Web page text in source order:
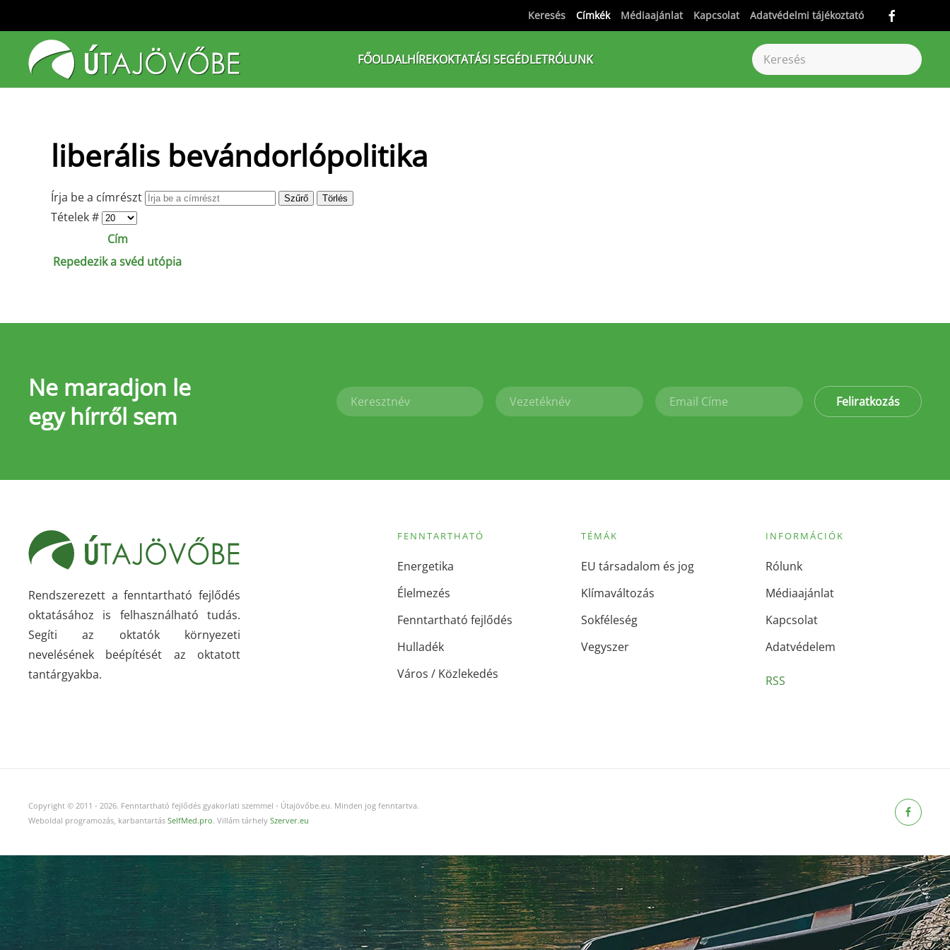
Fő tartalom átugrása
Keresés Címkék Médiaajánlat Kapcsolat Adatvédelmi tájékoztató
FŐOLDALHÍREKOKTATÁSI SEGÉDLETRÓLUNK
liberális bevándorlópolitika
Írja be a címrészt Szűrő Törlés
Tételek #
Cím
Repedezik a svéd utópia
Ne maradjon le
egy hírről sem
Feliratkozás
Rendszerezett a fenntartható fejlődés
oktatásához is felhasználható tudás.
Segíti az oktatók környezeti
nevelésének beépítését az oktatott
tantárgyakba.
FENNTARTHATÓ
Energetika
Élelmezés
Fenntartható fejlődés
Hulladék
Város / Közlekedés
TÉMÁK
EU társadalom és jog
Klímaváltozás
Sokféleség
Vegyszer
INFORMÁCIÓK
Rólunk
Médiaajánlat
Kapcsolat
Adatvédelem
RSS
Copyright © 2011 - 2026. Fenntartható fejlődés gyakorlati szemmel - Útajövőbe.eu. Minden jog fenntartva.
Weboldal programozás, karbantartás SelfMed.pro. Villám tárhely Szerver.eu